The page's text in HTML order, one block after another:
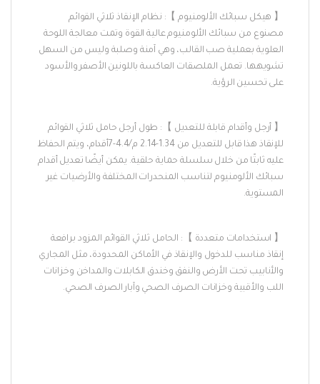
【 هيكل سبائك الألومنيوم 】: نظام الإنقاذ ثلاثي القوائم
مصنوع من سبائك الألومنيوم عالية القوة وتمت معالجة اللوحة
العلوية بعملية صب القالب، وهي آمنة وصلبة وليس من السهل
تشويهها. تعمل الملصقات العاكسة باللونين الأصفر والأسود
على تحسين الرؤية.
【 أرجل وأقدام قابلة للتعديل 】: طول أرجل حامل ثلاثي القوائم
للإنقاذ هذا قابل للتعديل من 1.34-2.14 م/4.4-7أقدام، ويتم الحفاظ
عليه ثابتًا من خلال سلسلة حماية حلقية. يمكن أيضًا تعديل أقدام
سبائك الألومنيوم لتناسب المنحدرات المختلفة والأرضيات غير
المستوية.
【 استخدامات متعددة 】: الحامل ثلاثي القوائم المزود برافعة
إنقاذ مناسب للدخول والإنقاذ في الأماكن المحدودة، مثل المجاري
والأنابيب تحت الأرض والنفق وخندق الكابلات والمداخن وخزانات
اللب والأقبية وخزانات الصرف الصحي وآبار الصرف الصحي.